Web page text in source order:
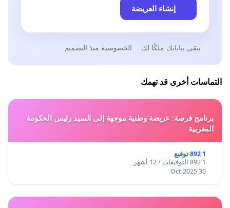
إنشاء العريضة
تبقى بياناتك ملكًا لك الخصوصية منذ التصميم
التماسات أخرى قد تهمك
برنامج فرصة: عريضة وطنية موجهة إلى السيد رئيس الحكومة
المغربية
1 892 توقيع
1 892 التوقيعات / 12 أشهر
30 Oct 2025